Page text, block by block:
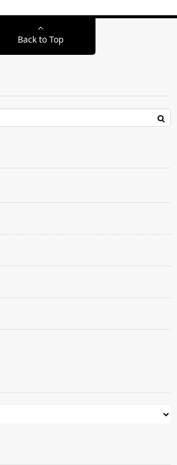
Back to Top